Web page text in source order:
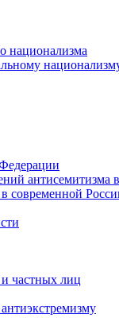
национализма
антисемитизма
современной
частных лиц